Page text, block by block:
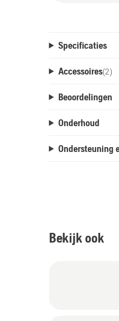
Specificaties
Accessoires(2)
Beoordelingen
Onderhoud
Ondersteuning
Bekijk ook